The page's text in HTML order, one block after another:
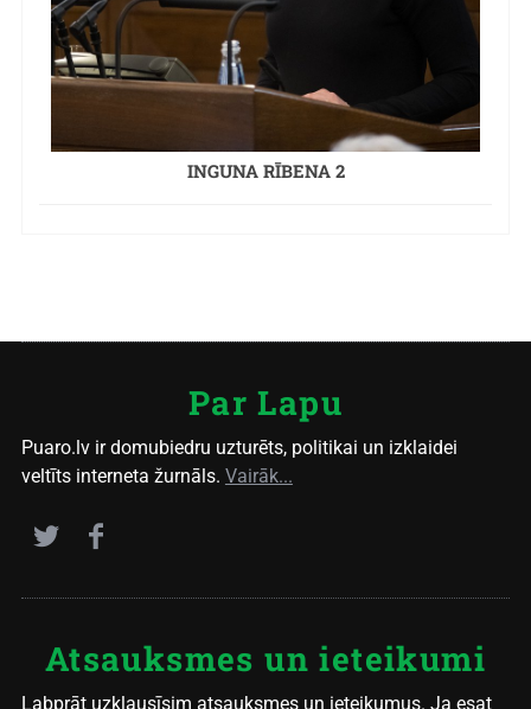
INGUNA RĪBENA 2
Par Lapu
Puaro.lv ir domubiedru uzturēts, politikai un izklaidei
veltīts interneta žurnāls. Vairāk...
Atsauksmes un ieteikumi
Labprāt uzklausīsim atsauksmes un ieteikumus. Ja esat